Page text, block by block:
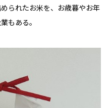
られたお米を、お歳暮やお年
もある。